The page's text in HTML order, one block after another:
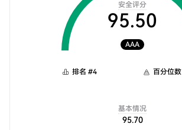
安全评分
95.50
AAA
排名 #4 百分位数
基本情况
95.70